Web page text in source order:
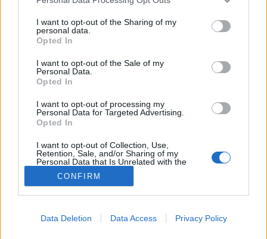
not limited to your visit or usage behaviour. You may click to
grant or deny consent to Google and its third-party tags to
use your data for below specified purposes in below Google
consent section.
I want to opt-out of the Sharing of my
personal data.
Opted In
I want to opt-out of the Sale of my
Personal Data.
Opted In
I want to opt-out of processing my
Personal Data for Targeted Advertising.
Opted In
I want to opt-out of Collection, Use,
Retention, Sale, and/or Sharing of my
Personal Data that Is Unrelated with the
Purposes for which it was collected.
Opted Out
CONFIRM
Data Deletion Data Access Privacy Policy
2026. július 08. 13:54
Küldés Küldés Messengeren